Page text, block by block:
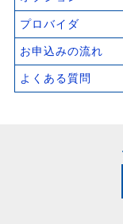
プロバイダ
お申込みの流れ
よくある質問